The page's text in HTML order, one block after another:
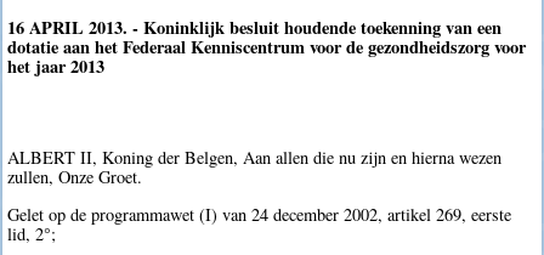
16 APRIL 2013. - Koninklijk besluit houdende toekenning van een
dotatie aan het Federaal Kenniscentrum voor de gezondheidszorg voor
het jaar 2013
ALBERT II, Koning der Belgen, Aan allen die nu zijn en hierna wezen
zullen, Onze Groet.
Gelet op de programmawet (I) van 24 december 2002, artikel 269, eerste
lid, 2°;